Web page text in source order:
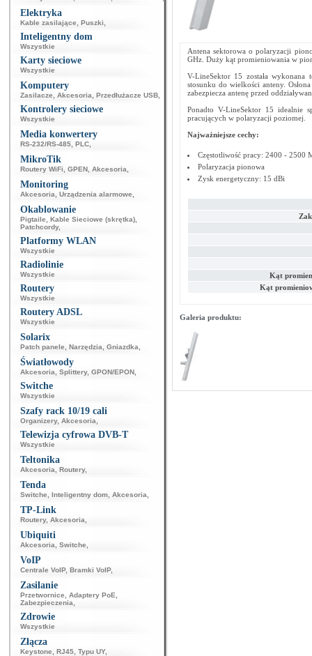
Elektryka
Kable zasilające Puszki
Inteligentny dom
Wszystkie
Karty sieciowe
Wszystkie
Komputery
Zasilacze Akcesoria Przedłużacze USB
Kontrolery sieciowe
Wszystkie
Media konwertery
RS-232/RS-485 PLC
MikroTik
Routery WiFi GPEN Akcesoria
Monitoring
Akcesoria Urządzenia alarmowe
Okablowanie
Pigtaile Kable Sieciowe (skrętka)
Patchcordy,
Platformy WLAN
Wszystkie
Radiolinie
Wszystkie
Routery
Wszystkie
Routery ADSL
Wszystkie
Solarix
Patch panele Narzędzia Gniazdka
Światłowody
Akcesoria Splittery, GPON/EPON
Switche
Wszystkie
Szafy rack 10/19 cali
Organizery, Akcesoria
Telewizja cyfrowa DVB-T
Wszystkie
Teltonika
Akcesoria Routery,
Tenda
Switche Inteligentny dom Akcesoria
TP-Link
Routery, Akcesoria
Ubiquiti
Akcesoria Switche
VoIP
Centrale VoIP, Bramki VoIP,
Zasilanie
Przetwornice Adaptery PoE
Zabezpieczenia
Zdrowie
Wszystkie
Złącza
Keystone RJ45 Typu UY,
Antena sektorowa o polaryzacji
GHz. Duży kąt promieniowania w
V-LineSektor 15 została
stosunku do wielkości anteny.
zabezpiecza antenę przed
Ponadto V-LineSektor 15 idealnie
pracujących w polaryzacji poziomej.
Najważniejsze cechy:
Częstotliwość pracy: 2400 - 2500
Polaryzacja pionowa
Zysk energetyczny: 15 dBi
Kąt
Kąt
Galeria produktu: